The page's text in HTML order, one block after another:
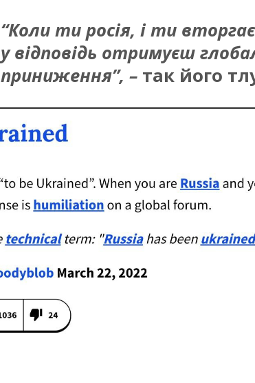
“Коли ти росія, і ти
у відповідь отримуєш
приниження”, – так його